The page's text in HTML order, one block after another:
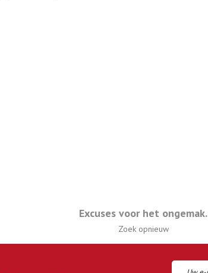
Excuses voor het ongemak.
Zoek opnieuw